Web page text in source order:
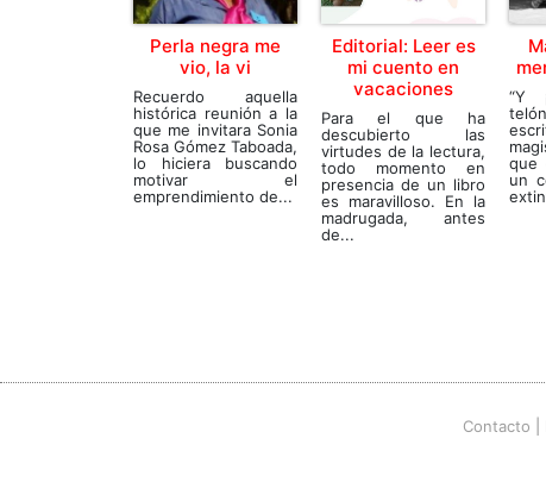
Perla negra me
vio, la vi
Recuerdo aquella
histórica reunión a la
que me invitara Sonia
Rosa Gómez Taboada,
lo hiciera buscando
motivar el
emprendimiento de...
Editorial: Leer es
mi cuento en
vacaciones
Para el que ha
descubierto las
virtudes de la lectura,
todo momento en
presencia de un libro
es maravilloso. En la
madrugada, antes
de...
“Y
que
un
Contacto